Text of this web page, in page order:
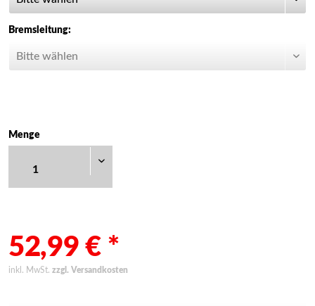
Bremsleitung:
Menge
52,99 € *
inkl. MwSt. zzgl. Versandkosten